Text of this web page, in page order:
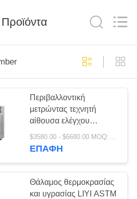
Προϊόντα
Περιβαλλοντική
μετρώντας τεχνητή
αίθουσα ελέγχου
κλίματος 220V/380V
$3580.00 - $6680.00 MOQ:1 σύνολο
ΕΠΑΦΉ
Θάλαμος θερμοκρασίας
και υγρασίας LIYI ASTM